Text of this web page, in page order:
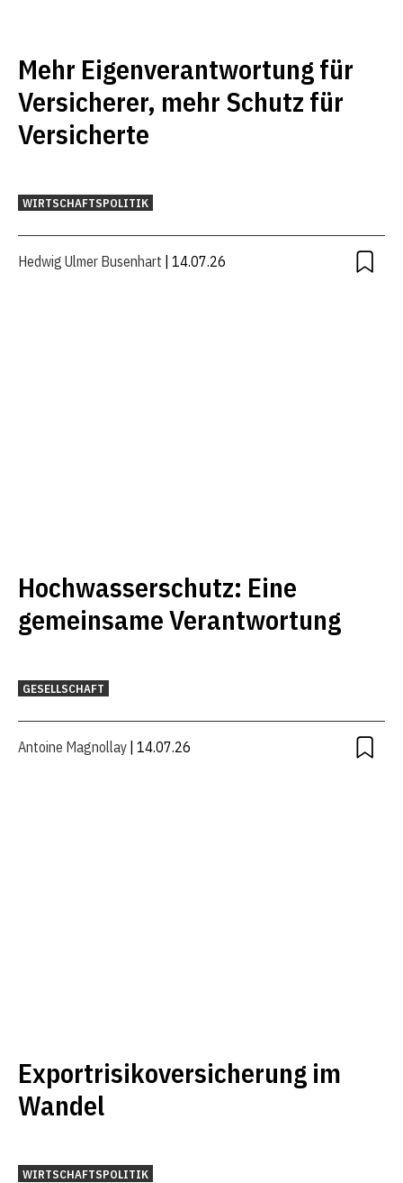
Mehr Eigenverantwortung für
Versicherer, mehr Schutz für
Versicherte
WIRTSCHAFTSPOLITIK
Hedwig Ulmer Busenhart | 14.07.26
Hochwasserschutz: Eine
gemeinsame Verantwortung
GESELLSCHAFT
Antoine Magnollay | 14.07.26
Exportrisikoversicherung im
Wandel
WIRTSCHAFTSPOLITIK